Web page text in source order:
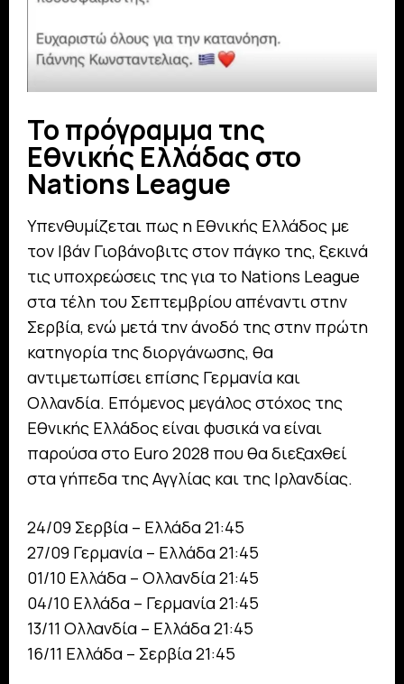
Το πρόγραμμα της
Εθνικής Ελλάδας στο
Nations League
Υπενθυμίζεται πως η Εθνικής Ελλάδος με
τον Ιβάν Γιοβάνοβιτς στον πάγκο της, ξεκινά
τις υποχρεώσεις της για το Nations League
στα τέλη του Σεπτεμβρίου απέναντι στην
Σερβία, ενώ μετά την άνοδό της στην πρώτη
κατηγορία της διοργάνωσης, θα
αντιμετωπίσει επίσης Γερμανία και
Ολλανδία. Επόμενος μεγάλος στόχος της
Εθνικής Ελλάδος είναι φυσικά να είναι
παρούσα στο Euro 2028 που θα διεξαχθεί
στα γήπεδα της Αγγλίας και της Ιρλανδίας.
24/09 Σερβία – Ελλάδα 21:45
27/09 Γερμανία – Ελλάδα 21:45
01/10 Ελλάδα – Ολλανδία 21:45
04/10 Ελλάδα – Γερμανία 21:45
13/11 Ολλανδία – Ελλάδα 21:45
16/11 Ελλάδα – Σερβία 21:45